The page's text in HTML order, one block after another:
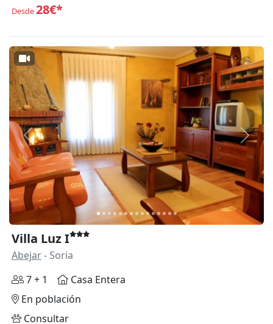
Desde28€*
Anterior
Villa Luz I
Abejar- Soria
7 + 1
Casa Entera
En población
Consultar